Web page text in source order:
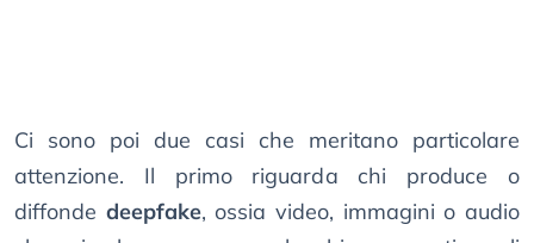
Ci sono poi due casi che meritano particolare
attenzione. Il primo riguarda chi produce o
diffonde deepfake, ossia video, immagini o audio